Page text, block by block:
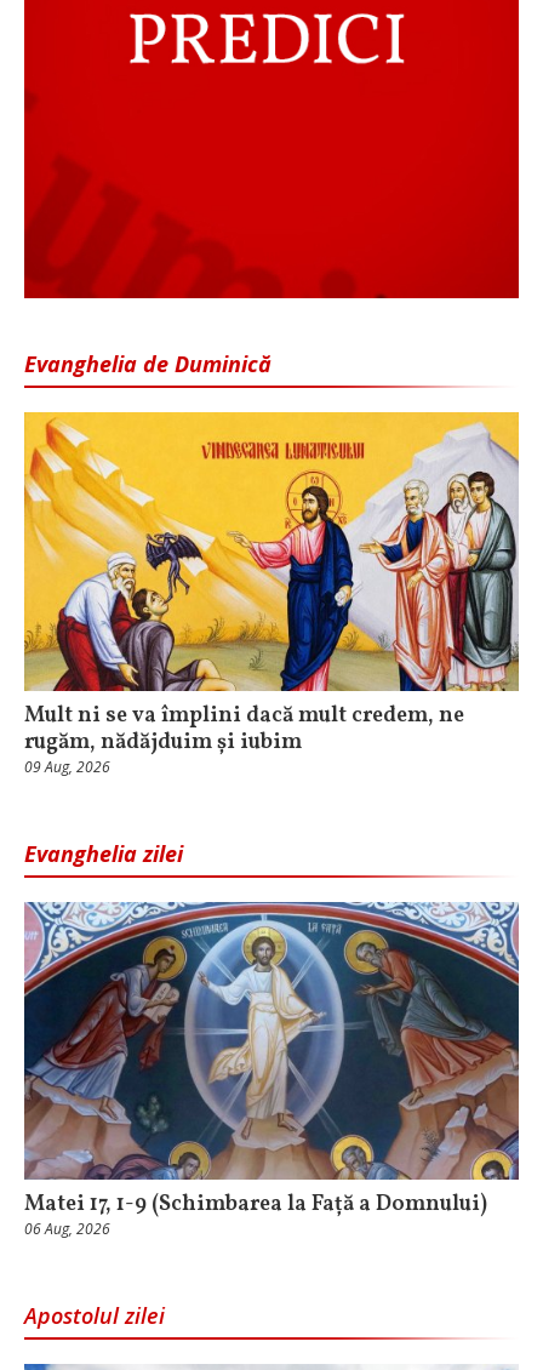
Evanghelia de Duminică
Mult ni se va împlini dacă mult credem, ne
rugăm, nădăjduim și iubim
09 Aug, 2026
Evanghelia zilei
Matei 17, 1-9 (Schimbarea la Față a Domnului)
06 Aug, 2026
Apostolul zilei